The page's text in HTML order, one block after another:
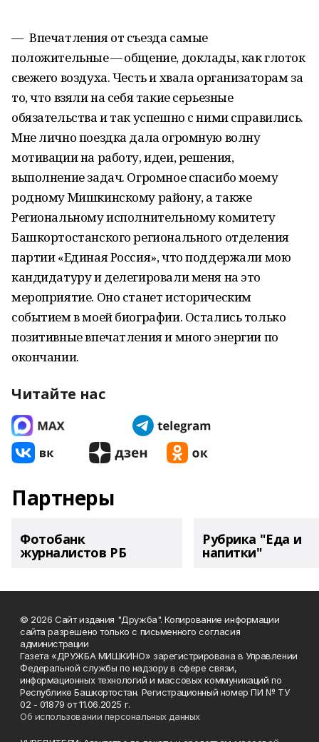
— Впечатления от съезда самые
положительные — общение, доклады, как глоток
свежего воздуха. Честь и хвала организаторам за
то, что взяли на себя такие серьезные
обязательства и так успешно с ними справились.
Мне лично поездка дала огромную волну
мотивации на работу, идеи, решения,
выполнение задач. Огромное спасибо моему
родному Мишкинскому району, а также
Региональному исполнительному комитету
Башкортостанского регионального отделения
партии «Единая Россия», что поддержали мою
кандидатуру и делегировали меня на это
мероприятие. Оно станет историческим
событием в моей биографии. Остались только
позитивные впечатления и много энергии по
окончании.
Читайте нас
Партнеры
Фотобанк
журналистов РБ
Рубрика "Еда и
напитки"
© 2026 Сайт издания "Дружба". Копирование информации
сайта разрешено только с письменного согласия
администрации
Газета «ДРУЖБА МИШКИНО» зарегистрирована в Управлении
Федеральной службы по надзору в сфере связи,
информационных технологий и массовых коммуникаций по
Республике Башкортостан. Регистрационный номер ПИ № ТУ
02 - 01879 от 11.06.2025 г.
Об использовании персональных данных